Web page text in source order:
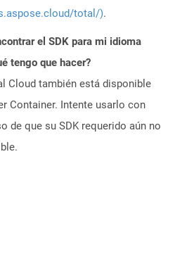
total/).
el SDK para mi idioma
tengo que hacer?
Cloud también está disponible
Container. Intente usarlo con
de que su SDK requerido aún no